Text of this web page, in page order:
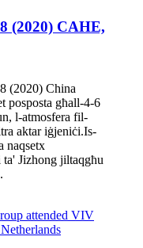
(2020) CAHE,
(2020) China
posposta għall-4-6
l-atmosfera fil-
aktar iġjeniċi.Is-
naqsetx
ta' Jizhong jiltaqgħu